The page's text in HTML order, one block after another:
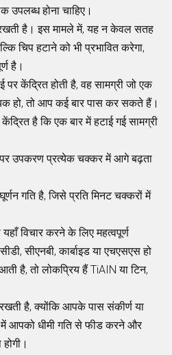
उपलब्ध होना चाहिए।
रखती है। इस मामले में, यह न केवल सतह
चिप हटाने को भी प्रभावित करेगा,
है।
पर केंद्रित होती है, वह सामग्री जो एक
हो, तो आप कई बार पास कर सकते हैं।
है कि एक बार में हटाई गई सामग्री
पर उपकरण प्रत्येक चक्कर में आगे बढ़ता
गति है, जिसे प्रति मिनट चक्करों में
विचार करने के लिए महत्वपूर्ण
सीएनबी, कार्बाइड या एचएसएस हो
है, तो लोकप्रिय हैं TiAIN या टिन,
है, क्योंकि आपके पास संकीर्ण या
में आपको धीमी गति से फीड करने और